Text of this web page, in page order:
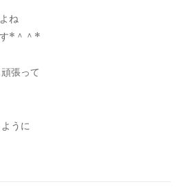
ね
*＾＾*
張って
うに